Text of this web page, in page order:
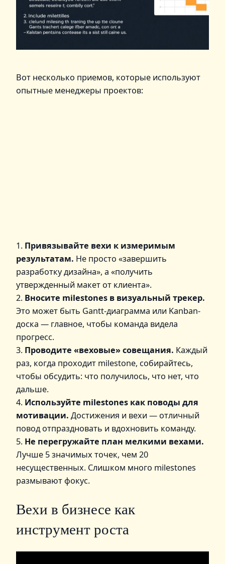
Вот несколько приемов, которые используют
опытные менеджеры проектов:
1. Привязывайте вехи к измеримым
результатам. Не просто «завершить
разработку дизайна», а «получить
утвержденный макет от клиента».
2. Вносите milestones в визуальный трекер.
Это может быть Gantt-диаграмма или Kanban-
доска — главное, чтобы команда видела
прогресс.
3. Проводите «веховые» совещания. Каждый
раз, когда проходит milestone, собирайтесь,
чтобы обсудить: что получилось, что нет, что
дальше.
4. Используйте milestones как поводы для
мотивации. Достижения и вехи — отличный
повод отпраздновать и вдохновить команду.
5. Не перегружайте план мелкими вехами.
Лучше 5 значимых точек, чем 20
несущественных. Слишком много milestones
размывают фокус.
Вехи в бизнесе как
инструмент роста